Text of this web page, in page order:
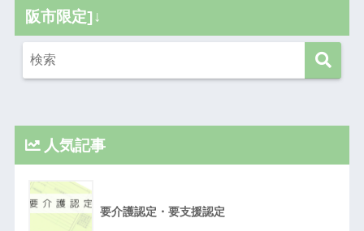
阪市限定]↓
人気記事
要介護認定・要支援認定